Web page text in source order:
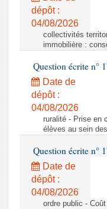
dépôt :
04/08/2026
collectivités
immobilière :
Question écrite n°
Date de
dépôt :
04/08/2026
ruralité - Prise en
élèves au sein des
Question écrite n°
Date de
dépôt :
04/08/2026
ordre public -